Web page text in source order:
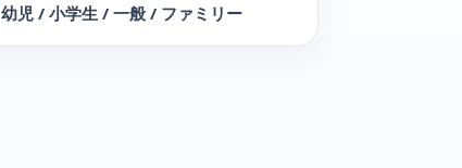
幼児 / 小学生 / 一般 / ファミリー